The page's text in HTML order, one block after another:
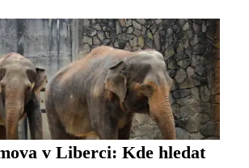
v Liberci: Kde hledat